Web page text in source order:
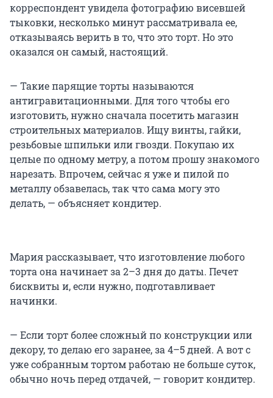
корреспондент увидела фотографию висевшей
тыковки, несколько минут рассматривала ее,
отказываясь верить в то, что это торт. Но это
оказался он самый, настоящий.
— Такие парящие торты называются
антигравитационными. Для того чтобы его
изготовить, нужно сначала посетить магазин
строительных материалов. Ищу винты, гайки,
резьбовые шпильки или гвозди. Покупаю их
целые по одному метру, а потом прошу знакомого
нарезать. Впрочем, сейчас я уже и пилой по
металлу обзавелась, так что сама могу это
делать, — объясняет кондитер.
Мария рассказывает, что изготовление любого
торта она начинает за 2–3 днядо даты. Печет
бисквиты и, если нужно, подготавливает
начинки.
— Если торт более сложный по конструкции или
декору, то делаю его заранее, за 4–5 дней. А вот с
уже собранным тортом работаю не больше суток,
обычно ночь перед отдачей, — говорит кондитер.